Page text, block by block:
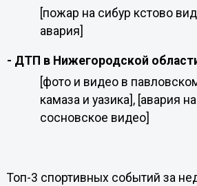
[пожар на сибур кстово
авария]
- ДТП в Нижегородской
[фото и видео в
камаза и уазика], [авария
сосновское видео]
Топ-3 спортивных событий за